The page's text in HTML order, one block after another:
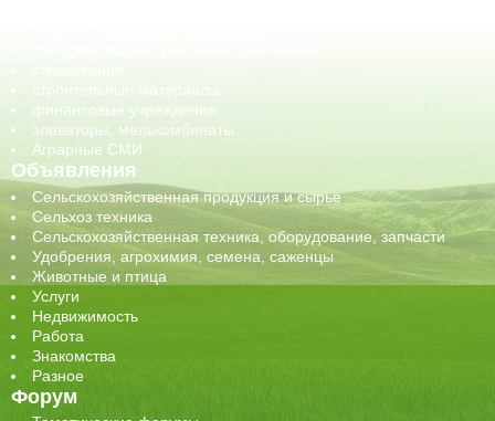
строительные материалы
финансовые учреждения
элеваторы, мелькомбинаты
Аграрные СМИ
Объявления
Сельскохозяйственная продукция и сырье
Сельхоз техника
Сельскохозяйственная техника, оборудование, запчасти
Удобрения, агрохимия, семена, саженцы
Животные и птица
Услуги
Недвижимость
Работа
Знакомства
Разное
Форум